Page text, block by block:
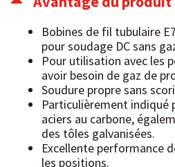
Bobines de fil tubulaire
pour soudage DC sans
Pour utilisation avec les
avoir besoin de gaz de
Soudure propre sans
Particulièrement indiqué
aciers au carbone,
des tôles galvanisées.
Excellente performance
les positions.